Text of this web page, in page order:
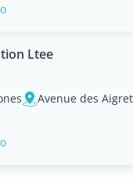
Ltee
Avenue des